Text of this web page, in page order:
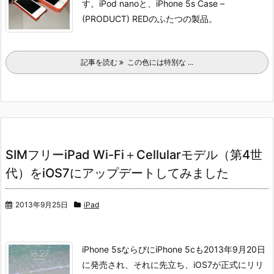
す。 iPod nanoと、iPhone 5s Case –
(PRODUCT) REDのふたつの製品。
記事を読む この色には特別な ...
SIMフリーiPad Wi-Fi＋Cellularモデル（第4世
代）をiOS7にアップデートしてみました
2013年9月25日 iPad
iPhone 5sならびにiPhone 5cも2013年9月20日
に発売され、それに先立ち、iOS7が正式にリリ